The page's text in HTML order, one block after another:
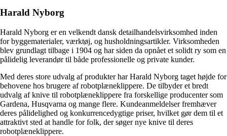
Harald Nyborg
Harald Nyborg er en velkendt dansk detailhandelsvirksomhed inden
for byggematerialer, værktøj, og husholdningsartikler. Virksomheden
blev grundlagt tilbage i 1904 og har siden da opnået et solidt ry som en
pålidelig leverandør til både professionelle og private kunder.
Med deres store udvalg af produkter har Harald Nyborg taget højde for
behovene hos brugere af robotplæneklippere. De tilbyder et bredt
udvalg af knive til robotplæneklippere fra forskellige producenter som
Gardena, Husqvarna og mange flere. Kundeanmeldelser fremhæver
deres pålidelighed og konkurrencedygtige priser, hvilket gør dem til et
attraktivt sted at handle for folk, der søger nye knive til deres
robotplæneklippere.